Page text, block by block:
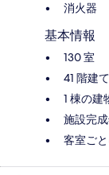
消火器
基本情報
130 室
41 階建
1 棟の建
施設完
客室ご